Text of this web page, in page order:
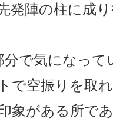
発陣の柱に成
分で気になって
で空振りを取
象がある所であ